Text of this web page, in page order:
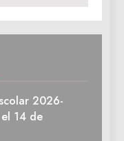
2026-
14 de